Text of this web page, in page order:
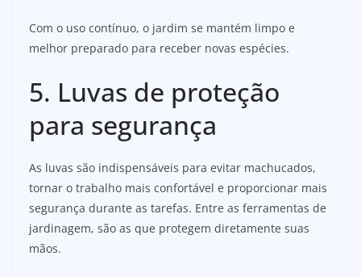
Com o uso contínuo, o jardim se mantém limpo e
melhor preparado para receber novas espécies.
5. Luvas de proteção
para segurança
As luvas são indispensáveis para evitar machucados,
tornar o trabalho mais confortável e proporcionar mais
segurança durante as tarefas. Entre as ferramentas de
jardinagem, são as que protegem diretamente suas
mãos.